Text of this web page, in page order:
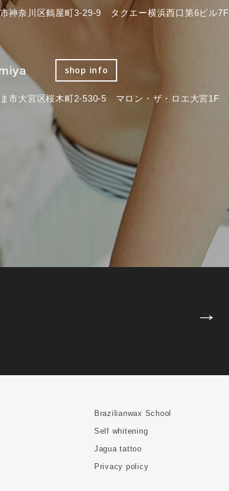
神奈川区鶴屋町3-29-9 タクエー横浜西口第6ビル7F
shop info
市大宮区桜木町2-530-5 マロン・ザ・ロエ大宮1F
Brazilianwax School
Self whitening
Jagua tattoo
Privacy policy